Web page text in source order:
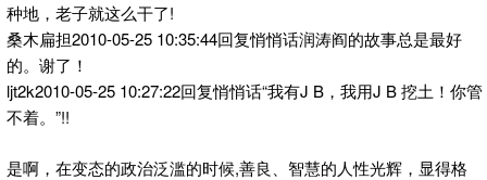
种地，老子就这么干了!
桑木扁担2010-05-25 10:35:44回复悄悄话润涛阎的故事总是最好
的。谢了！
ljt2k2010-05-25 10:27:22回复悄悄话“我有J B，我用J B 挖土！你管
不着。”!!
是啊，在变态的政治泛滥的时候,善良、智慧的人性光辉，显得格